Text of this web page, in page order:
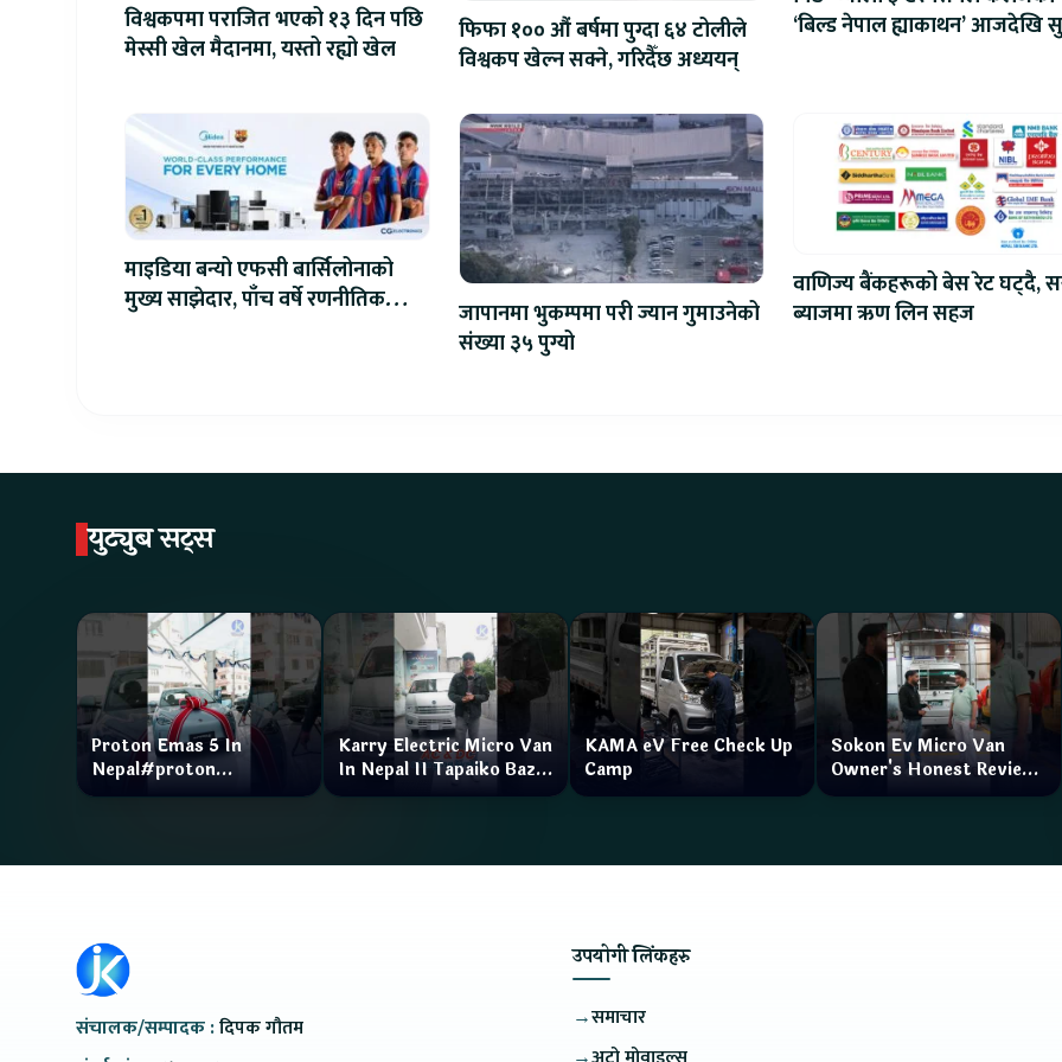
विश्वकपमा पराजित भएको १३ दिन पछि
मेस्सी खेल मैदानमा, यस्तो रह्यो खेल
फिफा १०० औं बर्षमा पुग्दा ६४ टोलीले
विश्वकप खेल्न सक्ने, गरिदैँछ अध्ययन्
‘बिल्ड नेपाल ह्याकाथन’ आजदेखि
माइडिया बन्यो एफसी बार्सिलोनाको
मुख्य साझेदार, पाँच वर्षे रणनीतिक
जापानमा भुकम्पमा परी ज्यान गुमाउनेको
संख्या ३५ पुग्यो
वाणिज्य बैंकहरूको बेस रेट घट्दै,
ब्याजमा ऋण लिन सहज
युट्युब सट्स
Proton Emas 5 In
Nepal#proton
#protonemas5#protonnepal#evcarnepal
Karry Electric Micro Van
In Nepal II Tapaiko Bazar
II Jankari Kendra
KAMA eV Free Check Up
Camp
Sokon Ev Micro Van
Owner's Honest Review
How is the service?
संचालक/सम्पादक :दिपक गौतम
उपयोगी लिंकहरु
→समाचार